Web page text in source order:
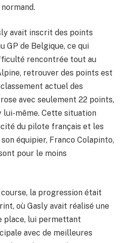
avait inscrit des points
GP de Belgique, ce qui
rencontrée tout au
retrouver des points est
actuel des
avec seulement 22 points,
lui-même. Cette situation
du pilote français et les
équipier, Franco Colapinto,
pour le moins
la progression était
où Gasly avait réalisé une
place, lui permettant
avec de meilleures